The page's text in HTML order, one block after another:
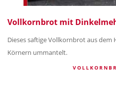
Vollkornbrot mit
Dieses saftige Vollkornbrot aus
Körnern ummantelt.